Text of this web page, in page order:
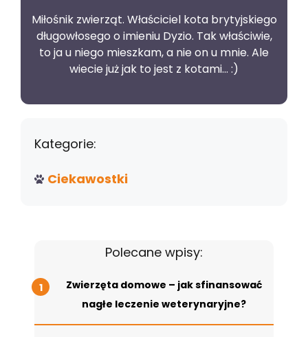
Miłośnik zwierząt. Właściciel kota brytyjskiego
długowłosego o imieniu Dyzio. Tak właściwie,
to ja u niego mieszkam, a nie on u mnie. Ale
wiecie już jak to jest z kotami... :)
Kategorie:
Ciekawostki
Polecane wpisy:
Zwierzęta domowe – jak sfinansować
nagłe leczenie weterynaryjne?